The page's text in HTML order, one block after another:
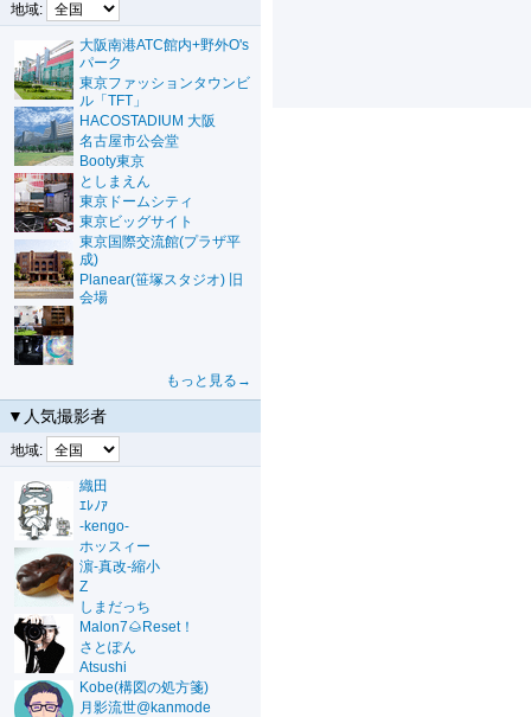
地域:
大阪南港ATC館内+野外O's
パーク
東京ファッションタウンビ
ル「TFT」
HACOSTADIUM 大阪
名古屋市公会堂
Booty東京
としまえん
東京ドームシティ
東京ビッグサイト
東京国際交流館(プラザ平
成)
Planear(笹塚スタジオ) 旧
会場
もっと見る→
▼人気撮影者
地域:
織田
ｴﾚﾉｱ
-kengo-
ホッスィー
濵-真改-縮小
Z
しまだっち
Malon7🌰Reset！
さとぽん
Atsushi
Kobe(構図の処方箋)
月影流世@kanmode